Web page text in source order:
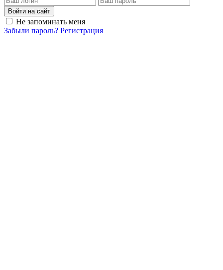
Войти на сайт
Не запоминать меня
Забыли пароль? Регистрация